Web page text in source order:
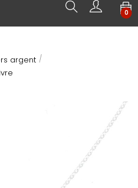
0
argent